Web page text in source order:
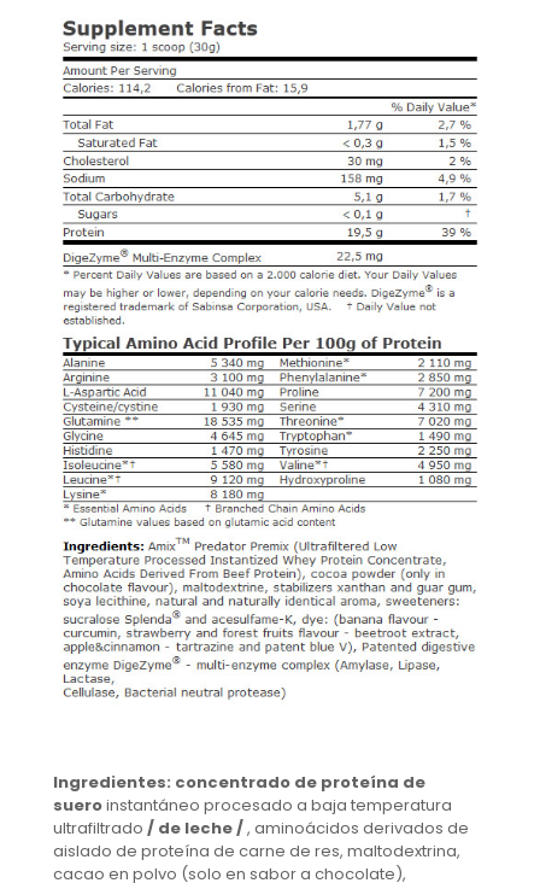
Ingredientes: concentrado de proteína de
sueroinstantáneo procesado a baja temperatura
ultrafiltrado/ de leche /, aminoácidos derivados de
aislado de proteína de carne de res, maltodextrina,
cacao en polvo (solo en sabor a chocolate),